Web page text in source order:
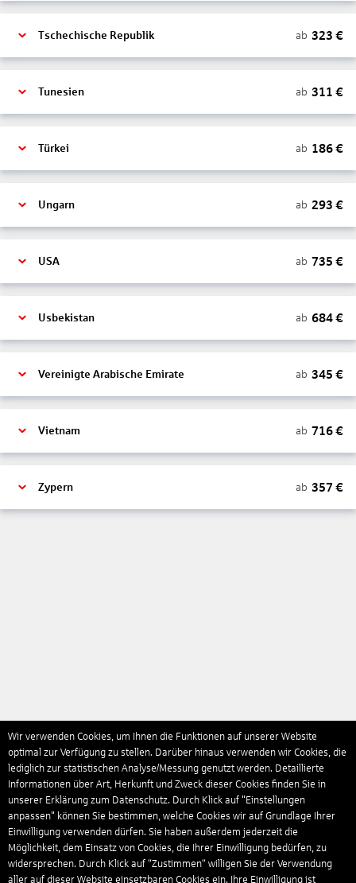
Tschechische Republik ab 323 €
Tunesien ab 311 €
Türkei ab 186€
Ungarn ab 293 €
USA ab 735 €
Usbekistan ab 684€
Vereinigte Arabische Emirate ab 345 €
Vietnam ab 716€
Zypern ab 357 €
Wir verwenden Cookies, um Ihnen die Funktionen auf unserer Website
optimal zur Verfügung zu stellen. Darüber hinaus verwenden wir Cookies, die
lediglich zur statistischen Analyse/Messung genutzt werden. Detaillierte
Informationen über Art, Herkunft und Zweck dieser Cookies finden Sie in
unserer Erklärung zum Datenschutz. Durch Klick auf "Einstellungen
anpassen" können Sie bestimmen, welche Cookies wir auf Grundlage Ihrer
Einwilligung verwenden dürfen. Sie haben außerdem jederzeit die
Möglichkeit, dem Einsatz von Cookies, die Ihrer Einwilligung bedürfen, zu
widersprechen. Durch Klick auf “Zustimmen“ willigen Sie der Verwendung
aller auf dieser Website einsetzbaren Cookies ein. Ihre Einwilligung ist